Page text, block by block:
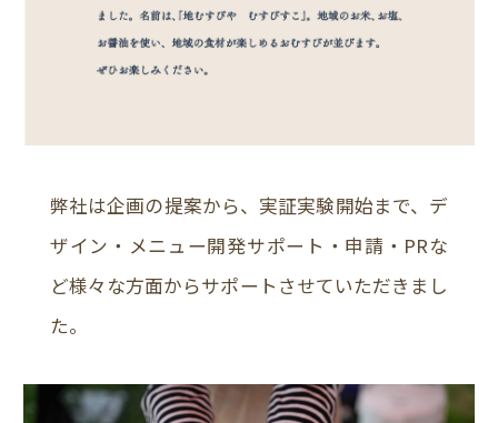
弊社は企画の提案から、実証実験開始まで、デ
ザイン・メニュー開発サポート・申請・PRな
ど様々な方面からサポートさせていただきまし
た。